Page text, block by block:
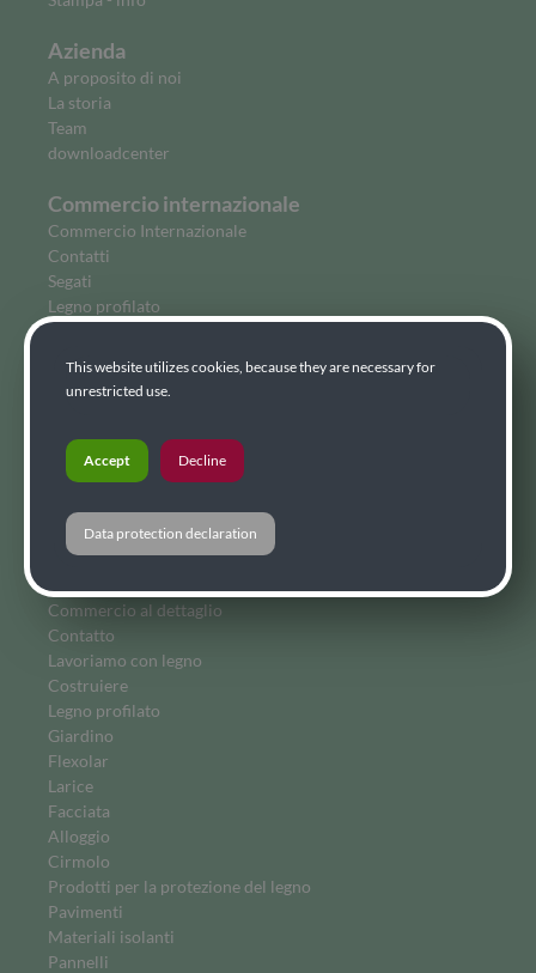
Azienda
A proposito di noi
La storia
Team
downloadcenter
Commercio internazionale
Commercio Internazionale
Contatti
Segati
Legno profilato
Legno lamellare
Alloggio
Perline
Flexolar
Commercio al dettaglio
Contatto
Lavoriamo con legno
Costruiere
Legno profilato
Giardino
Flexolar
Larice
Facciata
Alloggio
Cirmolo
Prodotti per la protezione del legno
Pavimenti
Materiali isolanti
Pannelli
This website utilizes cookies, because they are necessary for
unrestricted use.
Accept Decline
Data protection declaration